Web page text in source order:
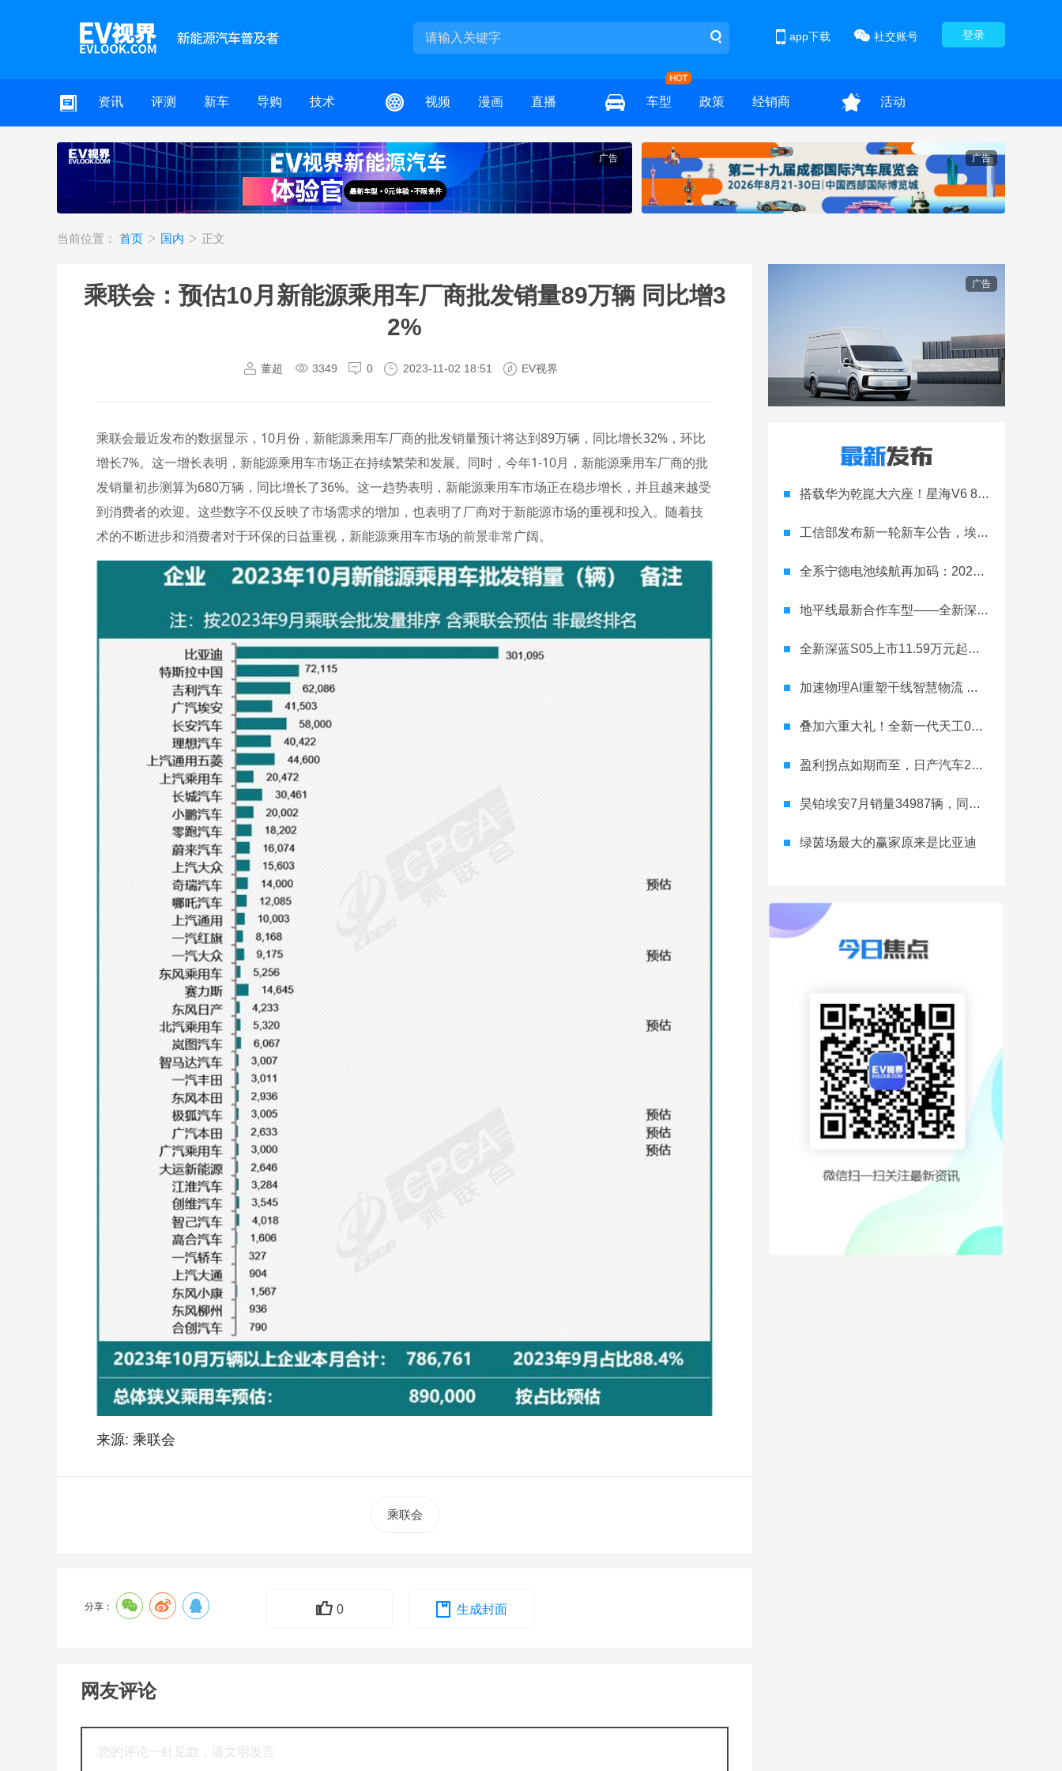
登录
社交账号
app下载
资讯 评测 新车 导购 技术 视频 漫画 直播 车型 政策 经销商 活动
广告 广告
当前位置： 首页 国内 正文
乘联会：预估10月新能源乘用车厂商批发销量89万辆 同比增3
2%
董超 3349 0 2023-11-02 18:51 EV视界
乘联会最近发布的数据显示，10月份，新能源乘用车厂商的批发销量预计将达到89万辆，同比增长32%，环比
增长7%。这一增长表明，新能源乘用车市场正在持续繁荣和发展。同时，今年1-10月，新能源乘用车厂商的批
发销量初步测算为680万辆，同比增长了36%。这一趋势表明，新能源乘用车市场正在稳步增长，并且越来越受
到消费者的欢迎。这些数字不仅反映了市场需求的增加，也表明了厂商对于新能源市场的重视和投入。随着技
术的不断进步和消费者对于环保的日益重视，新能源乘用车市场的前景非常广阔。
来源: 乘联会
乘联会
分享： 0 生成封面
网友评论
广告
搭载华为乾崑大六座！星海V6 8月8日开启预售
工信部发布新一轮新车公告，埃安Ray 7引发关注
全系宁德电池续航再加码：2027款埃安RT上市，9.98万元起
地平线最新合作车型——全新深蓝S05正式上市！
全新深蓝S05上市11.59万元起，全球时尚激光智能SUV全面进阶
加速物理AI重塑干线智慧物流 智加科技战略合作图达通
叠加六重大礼！全新一代天工08 670 Max上市限时价17.99万元
盈利拐点如期而至，日产汽车26财年一季度财报释放稳健增长信号
昊铂埃安7月销量34987辆，同比增长31.74%，全新Ray系列蓄势待发
绿茵场最大的赢家原来是比亚迪